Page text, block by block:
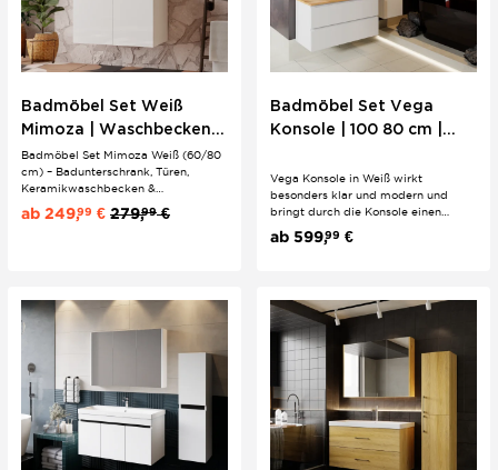
Badmöbel Set Weiß
Mimoza | Waschbecken
mit Unterschrank &
Spiegelschrank |
Badmöbel Set Mimoza Weiß (60/80
cm) – Badunterschrank, Türen,
Keramikwaschbecken &
Spiegelschrank | Modernes Design
Jetzt günstig zu kaufen!
ab 249,99 € 279,99€
Badmöbel Set Vega
Konsole | 100 80 cm |
Vega Konsole in Weiß wirkt
besonders klar und modern und
bringt durch die Konsole einen
leichten, designorientierten Look ins
Bad. Die glatte Acryloberfläche hält
Türen und...
ab 599,99 €